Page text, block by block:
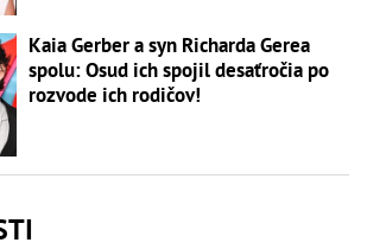
Kaia Gerber a syn Richarda Gerea
spolu: Osud ich spojil desaťročia po
rozvode ich rodičov!